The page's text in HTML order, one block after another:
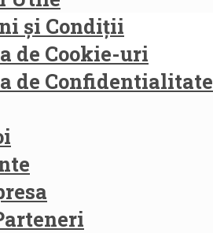
și Condiții
de Cookie-uri
de Confidentialitate